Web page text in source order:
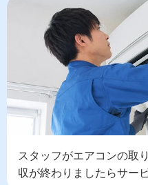
スタッフがエアコンの取
収が終わりましたらサー